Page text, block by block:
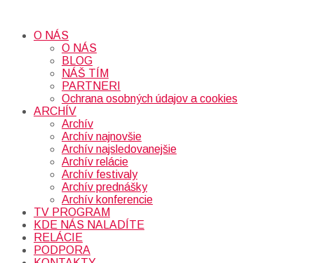
O NÁS
O NÁS
BLOG
NÁŠ TÍM
PARTNERI
Ochrana osobných údajov a cookies
ARCHÍV
Archív
Archív najnovšie
Archív najsledovanejšie
Archív relácie
Archív festivaly
Archív prednášky
Archív konferencie
TV PROGRAM
KDE NÁS NALADÍTE
RELÁCIE
PODPORA